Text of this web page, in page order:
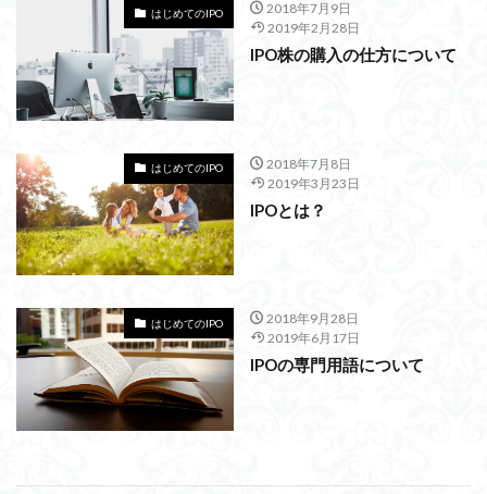
はじめてのIPO
2018年7月9日
2019年2月28日
IPO株の購入の仕方について
はじめてのIPO
2018年7月8日
2019年3月23日
IPOとは？
はじめてのIPO
2018年9月28日
2019年6月17日
IPOの専門用語について